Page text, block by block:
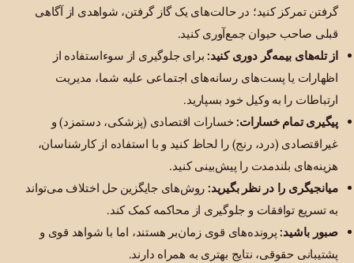
گرفتن تمرکز کنید؛ در حالت‌های یک گاز گرفتن، شواهدی از آگاهی
قبلی صاحب حیوان جمع‌آوری کنید.
از تله‌های بیمه‌گر دوری کنید:برای جلوگیری از سوءاستفاده از
اظهارات یا پست‌های رسانه‌های اجتماعی علیه شما، مدیریت
ارتباطات را به وکیل خود بسپارید.
پیگیری تمام خسارات:خسارات اقتصادی (پزشکی، دستمزد) و
غیراقتصادی (درد، رنج) را لحاظ کنید و با استفاده از کارشناسان،
هزینه‌های بلندمدت را پیش‌بینی کنید.
میانجیگری را در نظر بگیرید:روش‌های جایگزین حل اختلاف می‌تواند
به تسریع توافقات و جلوگیری از محاکمه کمک کند.
صبور باشید:پرونده‌های قوی زمان‌بر هستند، اما با شواهد قوی و
پشتیبانی حقوقی، نتایج بهتری به همراه دارند.